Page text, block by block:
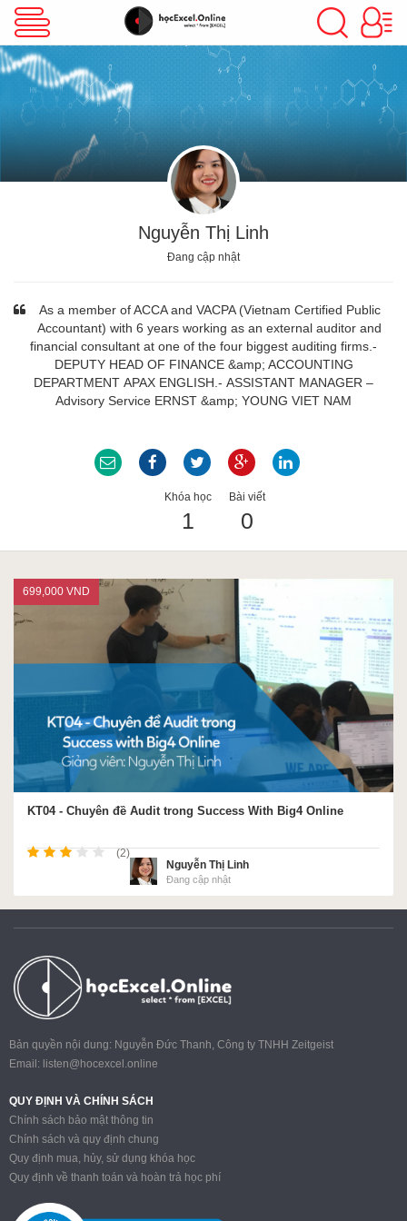
VBA Excel
Excel Cơ Bản
Excel Nâng Cao
Powerpoint
Word
MOS
Power BI
Nguyễn Thị Linh
Đang cập nhật
As a member of ACCA and VACPA (Vietnam Certified Public
Accountant) with 6 years working as an external auditor and
financial consultant at one of the four biggest auditing firms.-
DEPUTY HEAD OF FINANCE &amp; ACCOUNTING
DEPARTMENT APAX ENGLISH.- ASSISTANT MANAGER –
Advisory Service ERNST &amp; YOUNG VIET NAM
Khóa học
1
Bài viết
0
KT04 - Chuyên đề Audit trong Success With Big4 Online
(2)
Nguyễn Thị Linh
Đang cập nhật
699,000 VND
Bản quyền nội dung: Nguyễn Đức Thanh, Công ty TNHH Zeitgeist
Email: listen@hocexcel.online
QUY ĐỊNH VÀ CHÍNH SÁCH
Chính sách bảo mật thông tin
Chính sách và quy định chung
Quy định mua, hủy, sử dụng khóa học
Quy định về thanh toán và hoàn trả học phí